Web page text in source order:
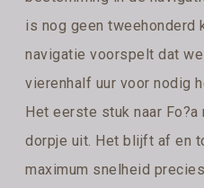
is nog geen tweehonderd
navigatie voorspelt dat
vierenhalf uur voor nodig
Het eerste stuk naar Fo?a
dorpje uit. Het blijft af en
maximum snelheid